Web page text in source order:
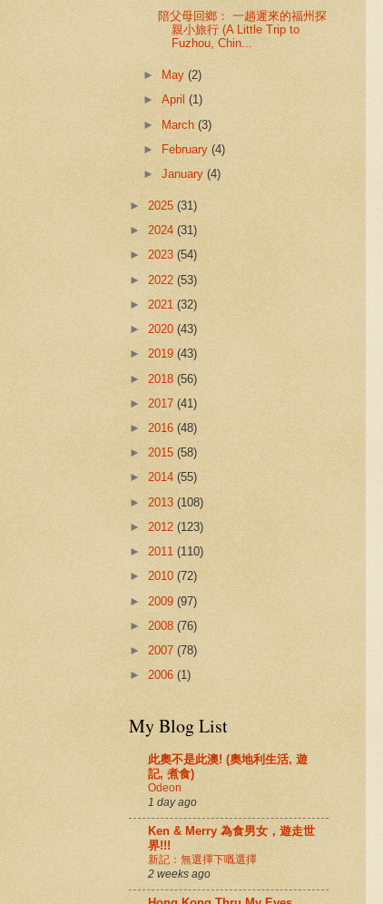
陪父母回鄉： 一趟遲來的福州探
親小旅行 (A Little Trip to
Fuzhou, Chin...
► May(2)
►April(1)
► March(3)
►
February(4)
►January(4)
► 2025 (31)
► 2024 (31)
► 2023 (54)
► 2022 (53)
► 2021 (32)
► 2020 (43)
► 2019 (43)
► 2018 (56)
► 2017 (41)
► 2016 (48)
► 2015 (58)
► 2014 (55)
► 2013 (108)
► 2012 (123)
► 2011 (110)
► 2010 (72)
► 2009 (97)
► 2008 (76)
► 2007 (78)
► 2006 (1)
My Blog List
此奧不是此澳! (奧地利生活, 遊
記, 煮食)
Odeon
1 day ago
Ken & Merry 為食男女，遊走世
界!!!
新記：無選擇下嘅選擇
2 weeks ago